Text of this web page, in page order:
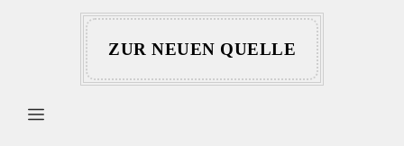
ZUR NEUEN QUELLE